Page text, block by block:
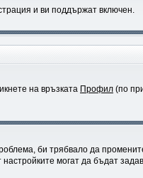
и ви поддържат включен.
на връзката Профил (по
би трябвало да
могат да бъдат